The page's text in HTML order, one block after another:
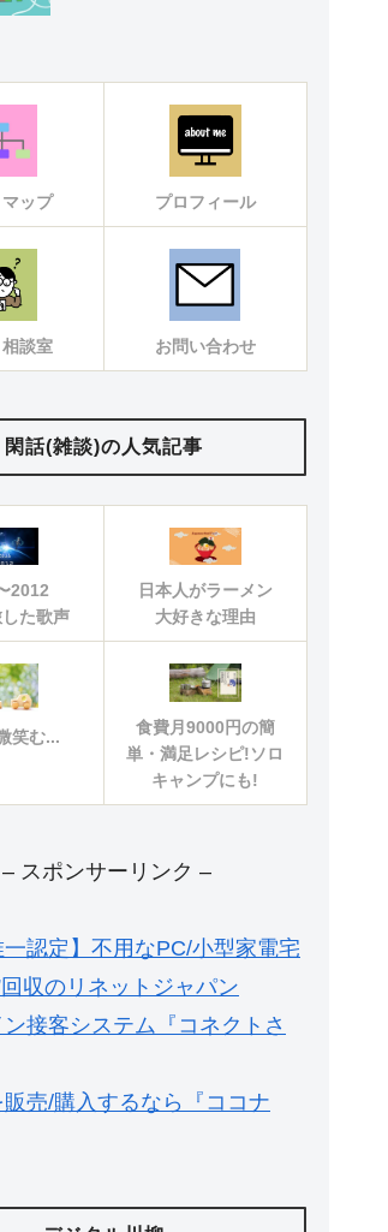
ップ プロフィール
談室 お問い合わせ
閑話(雑談)の人気記事
2012
た歌声
日本人がラーメン
大好きな理由
笑む...
食費月9000円の簡
単・満足レシピ!ソロ
キャンプにも!
– スポンサーリンク –
認定】不用なPC/小型家電宅
回収のリネットジャパン
接客システム『コネクトさ
売/購入するなら『ココナ